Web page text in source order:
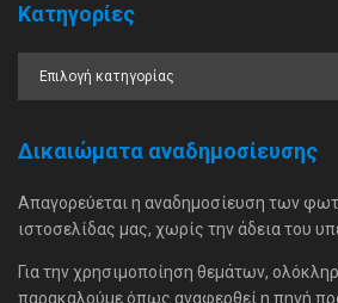
Κατηγορίες
Δικαιώματα αναδημοσίευσης
Απαγορεύεται η αναδημοσίευση των
ιστοσελίδας μας, χωρίς την άδεια του
Για την χρησιμοποίηση θεμάτων,
παρακαλούμε όπως αναφερθεί η πηγή